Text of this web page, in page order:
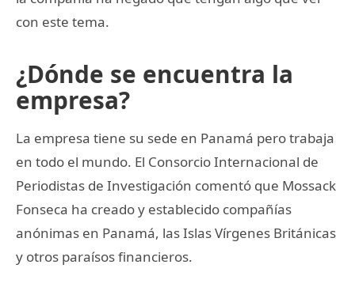
con este tema.
¿Dónde se encuentra la
empresa?
La empresa tiene su sede en Panamá pero trabaja
en todo el mundo. El Consorcio Internacional de
Periodistas de Investigación comentó que Mossack
Fonseca ha creado y establecido compañías
anónimas en Panamá, las Islas Vírgenes Británicas
y otros paraísos financieros.